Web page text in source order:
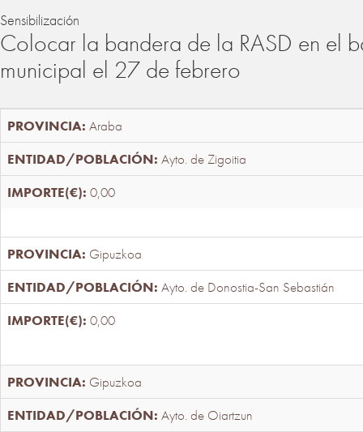
Sensibilización
Colocar la bandera de la RASD en el
municipal el 27 de febrero
Araba
Ayto. de Zigoitia
0,00
Gipuzkoa
Ayto. de Donostia-San Sebastián
0,00
Gipuzkoa
Ayto. de Oiartzun